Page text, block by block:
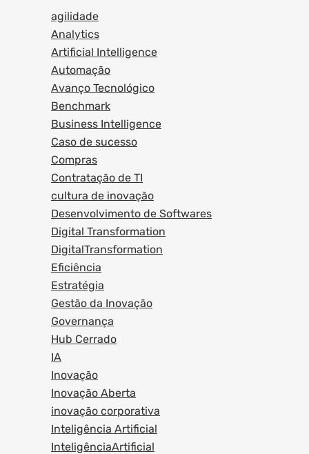
agilidade
Analytics
Artificial Intelligence
Automação
Avanço Tecnológico
Benchmark
Business Intelligence
Caso de sucesso
Compras
Contratação de TI
cultura de inovação
Desenvolvimento de Softwares
Digital Transformation
DigitalTransformation
Eficiência
Estratégia
Gestão da Inovação
Governança
Hub Cerrado
IA
Inovação
Inovação Aberta
inovação corporativa
Inteligência Artificial
InteligênciaArtificial